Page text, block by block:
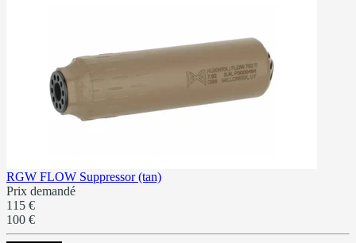
RGW FLOW Suppressor (tan)
Prix demandé
115 €
100 €